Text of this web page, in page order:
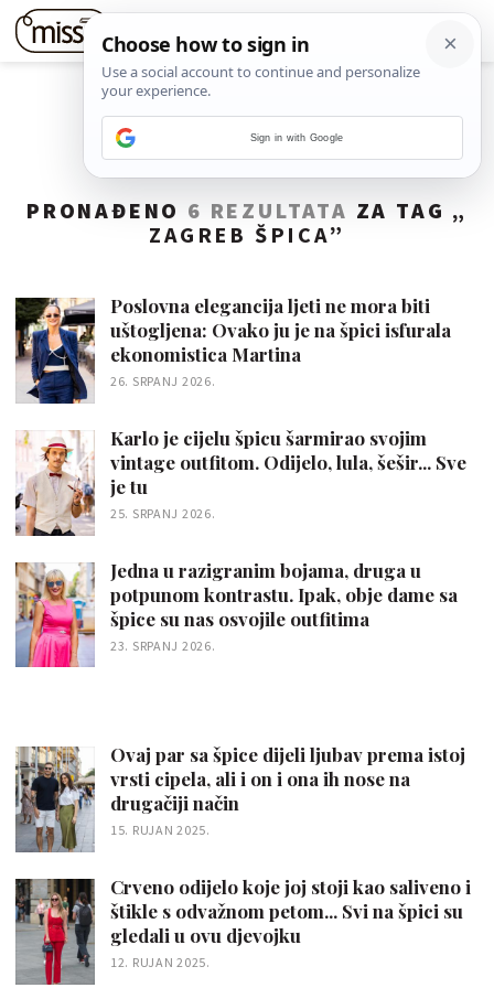
PRONAĐENO 6 REZULTATA ZA TAG „
ZAGREB ŠPICA”
Poslovna elegancija ljeti ne mora biti
uštogljena: Ovako ju je na špici isfurala
ekonomistica Martina
26. SRPANJ 2026.
Karlo je cijelu špicu šarmirao svojim
vintage outfitom. Odijelo, lula, šešir... Sve
je tu
25. SRPANJ 2026.
Jedna u razigranim bojama, druga u
potpunom kontrastu. Ipak, obje dame sa
špice su nas osvojile outfitima
23. SRPANJ 2026.
Ovaj par sa špice dijeli ljubav prema istoj
vrsti cipela, ali i on i ona ih nose na
drugačiji način
15. RUJAN 2025.
Crveno odijelo koje joj stoji kao saliveno i
štikle s odvažnom petom... Svi na špici su
gledali u ovu djevojku
12. RUJAN 2025.
Sign in with Google